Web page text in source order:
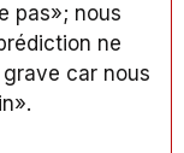
pas»; nous
ne
car nous